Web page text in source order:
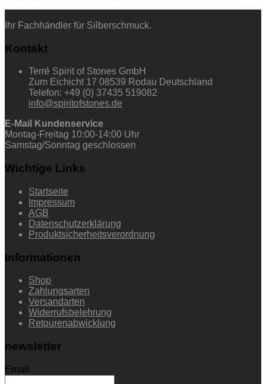
Ihr Fachhändler für Silberschmuck.
Kontakt
Terré Spirit of Stones GmbH
Zum Eichicht 17 08539 Rodau Deutschland
Telefon: +49 (0) 37435 519082
info@spiritofstones.de
E-Mail Kundenservice
Montag-Freitag 10:00-14:00 Uhr
Samstag/Sonntag geschlossen
Wichtige Links
Startseite
Impressum
AGB
Datenschutzerklärung
Produktsicherheitsverordnung
Informationen
Shop
Zahlungsarten
Versandarten
Widerrufsbelehrung
Retourenabwicklung
newsletter
Email